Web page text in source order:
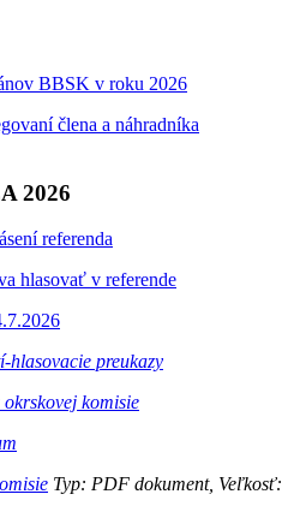
BBSK v roku 2026
člena a náhradníka
2026
referenda
hlasovať v referende
hlasovacie preukazy
komisie
Typ: PDF dokument, Veľkosť: